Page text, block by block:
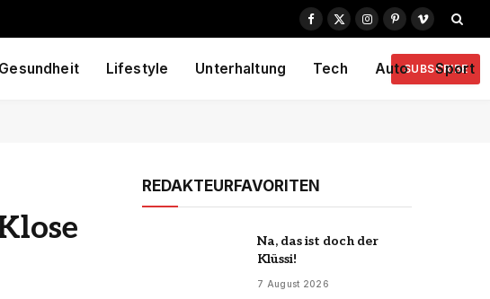
Facebook
X
Instagram
PinterestVimeo
Gesundheit Lifestyle Unterhaltung Tech Auto Sport
SUBSCRIBE
REDAKTEURFAVORITEN
Na, das ist doch der
Klüssi!
7 August 2026